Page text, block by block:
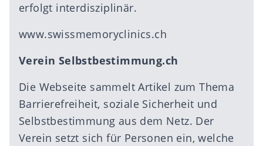
erfolgt interdisziplinär.
www.swissmemoryclinics.ch
Verein Selbstbestimmung.ch
Die Webseite sammelt Artikel zum Thema
Barrierefreiheit, soziale Sicherheit und
Selbstbestimmung aus dem Netz. Der
Verein setzt sich für Personen ein, welche